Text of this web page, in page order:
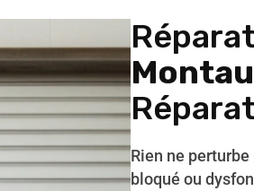
Rien ne
bloqué ou